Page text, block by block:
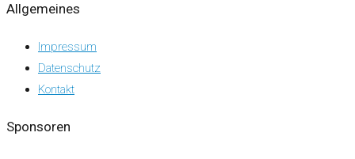
Allgemeines
Impressum
Datenschutz
Kontakt
Sponsoren